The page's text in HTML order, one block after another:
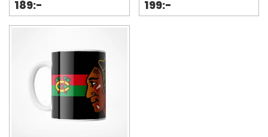
189:- 199:-